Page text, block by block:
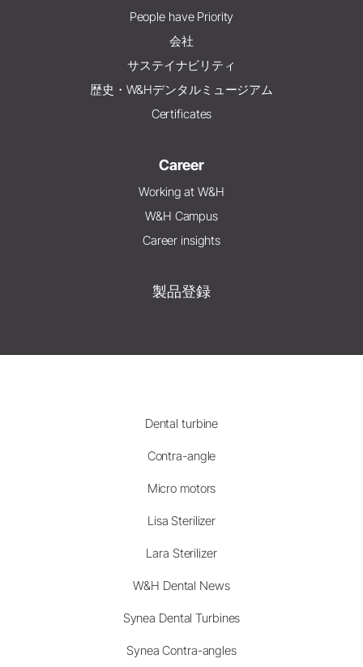
People have Priority
会社
サステイナビリティ
歴史・W&Hデンタルミュージアム
Certificates
Career
Working at W&H
W&H Campus
Career insights
製品登録
Dental turbine
Contra-angle
Micro motors
Lisa Sterilizer
Lara Sterilizer
W&H Dental News
Synea Dental Turbines
Synea Contra-angles